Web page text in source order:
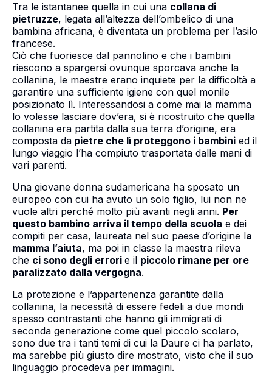
Tra le istantanee quella in cui una collana di
pietruzze, legata all’altezza dell’ombelico di una
bambina africana, è diventata un problema per l’asilo
francese.
Ciò che fuoriesce dal pannolino e che i bambini
riescono a spargersi ovunque sporcava anche la
collanina, le maestre erano inquiete per la difficoltà a
garantire una sufficiente igiene con quel monile
posizionato lì. Interessandosi a come mai la mamma
lo volesse lasciare dov’era, si è ricostruito che quella
collanina era partita dalla sua terra d’origine, era
composta da pietre che lì proteggono i bambini ed il
lungo viaggio l’ha compiuto trasportata dalle mani di
vari parenti.
Una giovane donna sudamericana ha sposato un
europeo con cui ha avuto un solo figlio, lui non ne
vuole altri perché molto più avanti negli anni. Per
questo bambino arriva il tempo della scuola e dei
compiti per casa, laureata nel suo paese d’origine la
mamma l’aiuta, ma poi in classe la maestra rileva
che ci sono degli errori e il piccolo rimane per ore
paralizzato dalla vergogna.
La protezione e l’appartenenza garantite dalla
collanina, la necessità di essere fedeli a due mondi
spesso contrastanti che hanno gli immigrati di
seconda generazione come quel piccolo scolaro,
sono due tra i tanti temi di cui la Daure ci ha parlato,
ma sarebbe più giusto dire mostrato, visto che il suo
linguaggio procedeva per immagini.